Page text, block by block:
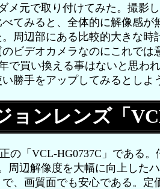
メ元で取り付けてみた。撮影
てみると、全体的に解像感が
周辺部にある比較的大きな
ビデオカメラなのにこれで
で買い換える事はないと思わ
勝手をアップしてみるとしよ
ョンレンズ「
「VCL-HG0737C」である。
周辺解像度を大幅に向上した
、画質面でも安心である。定